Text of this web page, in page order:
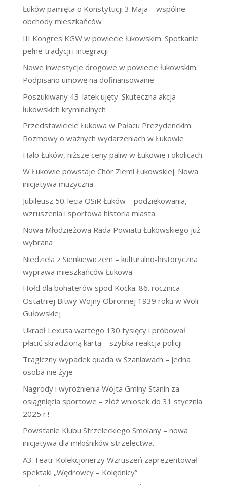
Łuków pamięta o Konstytucji 3 Maja – wspólne
obchody mieszkańców
III Kongres KGW w powiecie łukowskim. Spotkanie
pełne tradycji i integracji
Nowe inwestycje drogowe w powiecie łukowskim.
Podpisano umowę na dofinansowanie
Poszukiwany 43-latek ujęty. Skuteczna akcja
łukowskich kryminalnych
Przedstawiciele Łukowa w Pałacu Prezydenckim.
Rozmowy o ważnych wydarzeniach w Łukowie
Halo Łuków, niższe ceny paliw w Łukowie i okolicach.
W Łukowie powstaje Chór Ziemi Łukowskiej. Nowa
inicjatywa muzyczna
Jubileusz 50-lecia OSiR Łuków – podziękowania,
wzruszenia i sportowa historia miasta
Nowa Młodzieżowa Rada Powiatu Łukowskiego już
wybrana
Niedziela z Sienkiewiczem – kulturalno-historyczna
wyprawa mieszkańców Łukowa
Hołd dla bohaterów spod Kocka. 86. rocznica
Ostatniej Bitwy Wojny Obronnej 1939 roku w Woli
Gułowskiej
Ukradł Lexusa wartego 130 tysięcy i próbował
płacić skradzioną kartą – szybka reakcja policji
Tragiczny wypadek quada w Szaniawach – jedna
osoba nie żyje
Nagrody i wyróżnienia Wójta Gminy Stanin za
osiągnięcia sportowe – złóż wniosek do 31 stycznia
2025 r.!
Powstanie Klubu Strzeleckiego Smolany – nowa
inicjatywa dla miłośników strzelectwa.
A3 Teatr Kolekcjonerzy Wzruszeń zaprezentował
spektakl „Wędrowcy – Kolędnicy”.